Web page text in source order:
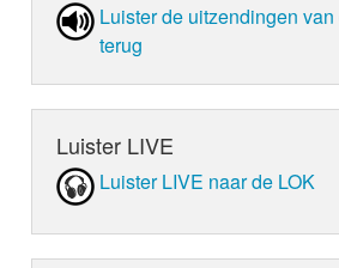
Luister de uit­zen­din­gen
terug
Luister LIVE
Luister LIVE naar de LOK